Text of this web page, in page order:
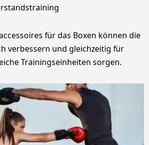
für das Boxen können die
verbessern und gleichzeitig für
Trainingseinheiten sorgen.